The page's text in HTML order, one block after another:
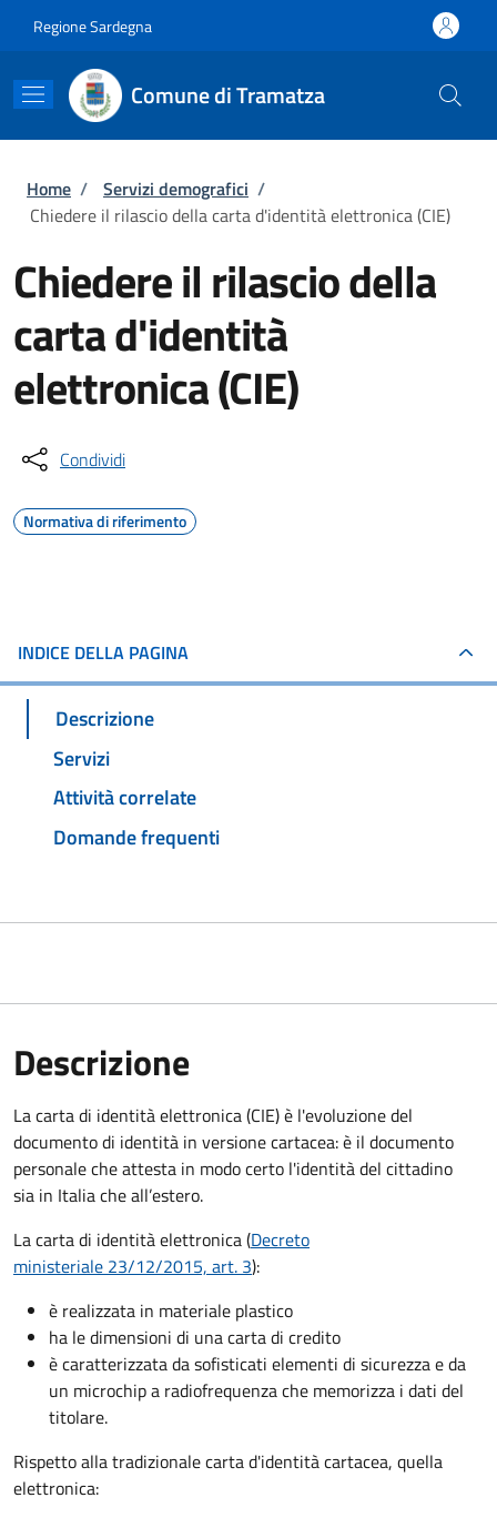
Regione Sardegna
Comune di Tramatza
Briciole di pane
Home / Servizi demografici /
Chiedere il rilascio della carta d'identità elettronica (CIE)
Chiedere il rilascio della
carta d'identità
elettronica (CIE)
Condividi
Normativa di riferimento
INDICE DELLA PAGINA
Descrizione
Servizi
Attività correlate
Domande frequenti
Descrizione
La carta di identità elettronica (CIE) è l'evoluzione del
documento di identità in versione cartacea: è il documento
personale che attesta in modo certo l'identità del cittadino
sia in Italia che all’estero.
La carta di identità elettronica (Decreto
ministeriale 23/12/2015, art. 3):
è realizzata in materiale plastico
ha le dimensioni di una carta di credito
è caratterizzata da sofisticati elementi di sicurezza e da
un microchip a radiofrequenza che memorizza i dati del
titolare.
Rispetto alla tradizionale carta d'identità cartacea, quella
elettronica: